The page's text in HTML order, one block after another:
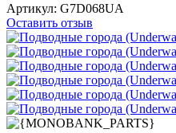
Артикул: G7D068UA
Оставить отзыв